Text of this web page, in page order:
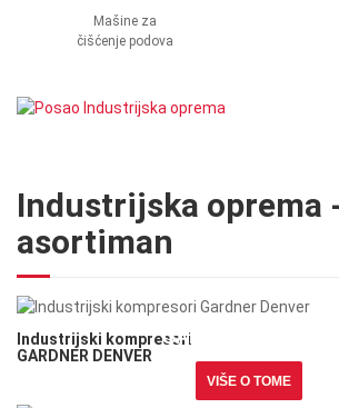
Mašine za
čišćenje podova
Industrijska oprema
asortiman
Industrijski kompresori
GARDNER DENVER
Industrijski kompresori
GARDNER DENVER
VIŠE O TOME